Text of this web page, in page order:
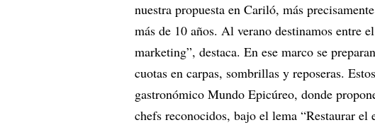
nuestra propuesta en Cariló, más
más de 10 años. Al verano destinamos entre
marketing”, destaca. En ese marco se
cuotas en carpas, sombrillas y reposeras.
gastronómico Mundo Epicúreo, donde
chefs reconocidos, bajo el lema “Restaurar el